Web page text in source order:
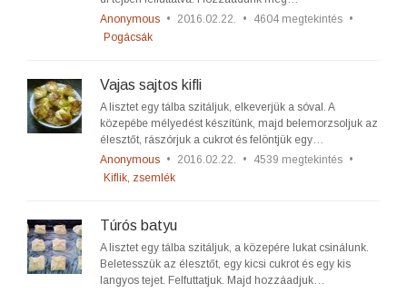
Anonymous • 2016.02.22. • 4604 megtekintés •
Pogácsák
Vajas sajtos kifli
A lisztet egy tálba szitáljuk, elkeverjük a sóval. A
közepébe mélyedést készítünk, majd belemorzsoljuk az
élesztőt, rászórjuk a cukrot és felöntjük egy…
Anonymous • 2016.02.22. • 4539 megtekintés •
Kiflik, zsemlék
Túrós batyu
A lisztet egy tálba szitáljuk, a közepére lukat csinálunk.
Beletesszük az élesztőt, egy kicsi cukrot és egy kis
langyos tejet. Felfuttatjuk. Majd hozzáadjuk…